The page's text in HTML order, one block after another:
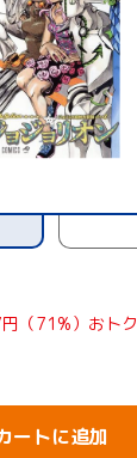
（71%）おトク
ートに追加